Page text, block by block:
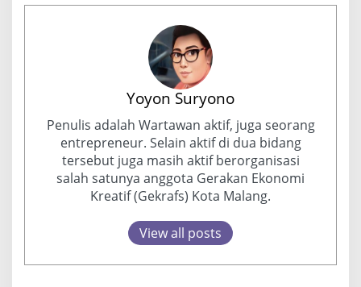
Yoyon Suryono
Penulis adalah Wartawan aktif, juga seorang
entrepreneur. Selain aktif di dua bidang
tersebut juga masih aktif berorganisasi
salah satunya anggota Gerakan Ekonomi
Kreatif (Gekrafs) Kota Malang.
View all posts